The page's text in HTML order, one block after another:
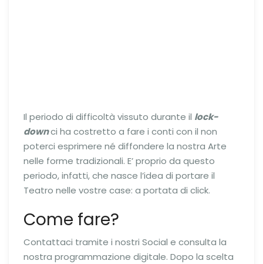
Il periodo di difficoltà vissuto durante il lock-
downci ha costretto a fare i conti con il non
poterci esprimere né diffondere la nostra Arte
nelle forme tradizionali. E’ proprio da questo
periodo, infatti, che nasce l’idea di portare il
Teatro nelle vostre case: a portata di click.
Come fare?
Contattaci tramite i nostri Social e consulta la
nostra programmazione digitale. Dopo la scelta